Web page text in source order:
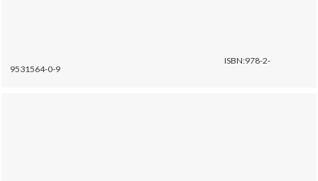
ISBN:978-2-
9531564-0-9